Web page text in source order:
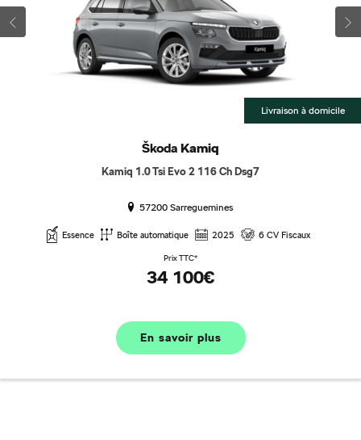
Livraison à domicile
Škoda Kamiq
Kamiq 1.0 Tsi Evo 2 116 Ch Dsg7
57200 Sarreguemines
Essence Boîte automatique 2025 6 CV Fiscaux
Prix TTC*
34 100€
En savoir plus